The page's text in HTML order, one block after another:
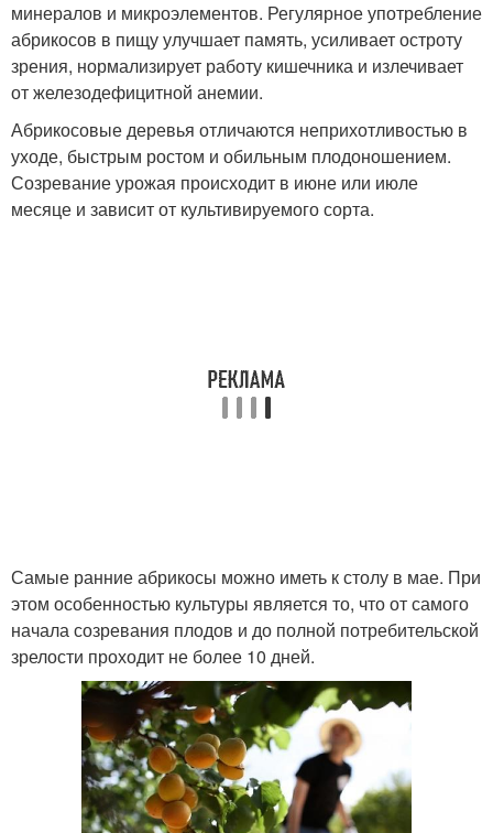
минералов и микроэлементов. Регулярное употребление
абрикосов в пищу улучшает память, усиливает остроту
зрения, нормализирует работу кишечника и излечивает
от железодефицитной анемии.
Абрикосовые деревья отличаются неприхотливостью в
уходе, быстрым ростом и обильным плодоношением.
Созревание урожая происходит в июне или июле
месяце и зависит от культивируемого сорта.
Самые ранние абрикосы можно иметь к столу в мае. При
этом особенностью культуры является то, что от самого
начала созревания плодов и до полной потребительской
зрелости проходит не более 10 дней.